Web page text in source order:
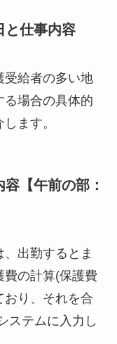
と仕事内容
受給者の多い地
る場合の具体的
ます。
【午前の部：
出勤するとま
費の計算(保護費
おり、それを合
ステムに入力し